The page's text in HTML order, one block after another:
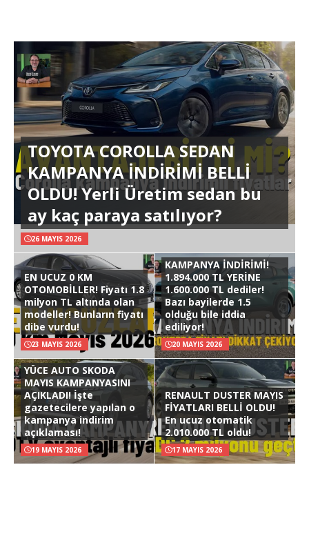
TOYOTA COROLLA SEDAN
KAMPANYA İNDİRİMİ BELLİ
OLDU! Yerli Üretim sedan bu
ay kaç paraya satılıyor?
26 MAYIS 2026
EN UCUZ 0 KM
OTOMOBİLLER! Fiyatı 1.8
milyon TL altında olan
modeller! Bunların fiyatı
dibe vurdu!
23 MAYIS 2026
KAMPANYA İNDİRİMİ!
1.894.000 TL YERİNE
1.600.000 TL dediler!
Bazı bayilerde 1.5
olduğu bile iddia
ediliyor!
20 MAYIS 2026
YÜCE AUTO SKODA
MAYIS KAMPANYASINI
AÇIKLADI! İşte
gazetecilere yapılan o
kampanya indirim
açıklaması!
19 MAYIS 2026
RENAULT DUSTER MAYIS
FİYATLARI BELLİ OLDU!
En ucuz otomatik
2.010.000 TL oldu!
17 MAYIS 2026